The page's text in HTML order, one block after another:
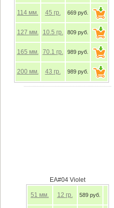
114 мм. 45 гр. 669 руб.
127 мм. 10.5 гр. 809 руб.
165 мм. 70.1 гр. 989 руб.
200 мм. 43 гр. 989 руб.
EA#04 Violet
мм. 12 гр. 589 руб.